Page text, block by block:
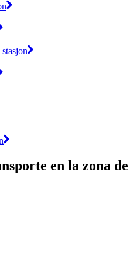
en la zona de